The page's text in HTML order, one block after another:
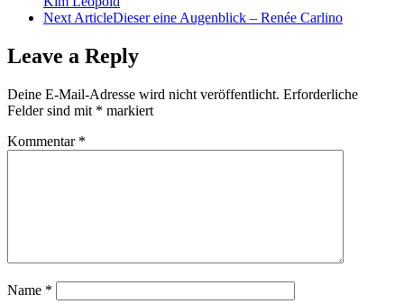
Next ArticleDieser eine Augenblick – Renée Carlino
Leave a Reply
Deine E-Mail-Adresse wird nicht veröffentlicht. Erforderliche
Felder sind mit * markiert
Kommentar *
Name *